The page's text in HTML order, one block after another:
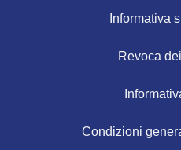
Informativa
Revoca
Condizioni